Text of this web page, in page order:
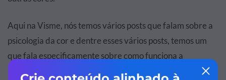
Aqui na Visme, nós temos vários posts que falam sobre a
psicologia da cor e dentre esses vários posts, temos um
que fala especificamente sobre como funciona a
percepção humana das cores. Te aconselhamos a dar uma